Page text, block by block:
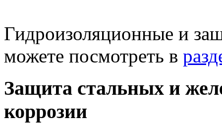
Гидроизоляционные и
можете посмотреть в
Защита стальных и
коррозии